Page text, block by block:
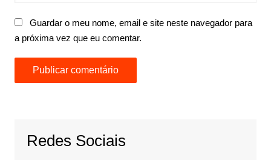
Guardar o meu nome, email e site neste navegador para
a próxima vez que eu comentar.
Redes Sociais